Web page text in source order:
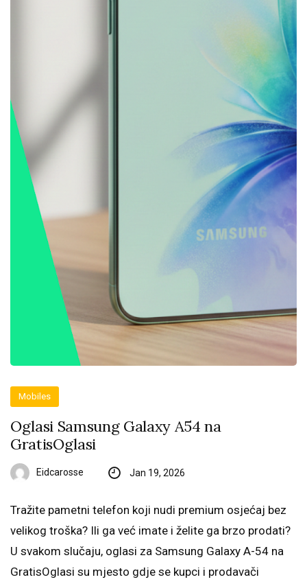
Mobiles
Oglasi Samsung Galaxy A54 na
GratisOglasi
Eidcarosse Jan 19, 2026
Tražite pametni telefon koji nudi premium osjećaj bez
velikog troška? Ili ga već imate i želite ga brzo prodati?
U svakom slučaju, oglasi za Samsung Galaxy A-54 na
GratisOglasi su mjesto gdje se kupci i prodavači